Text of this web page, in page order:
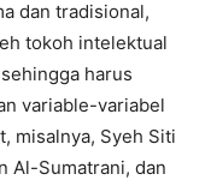
dan tradisional,
tokoh intelektual
harus
variable-variabel
misalnya, Syeh Siti
Al-Sumatrani, dan